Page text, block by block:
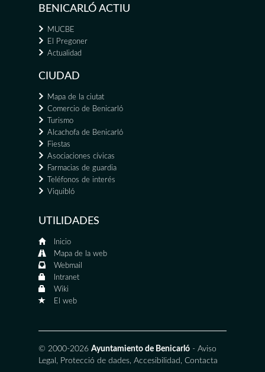
BENICARLÓ ACTIU
MUCBE
El Pregoner
Actualidad
CIUDAD
Mapa de la ciutat
Comercio de Benicarló
Turismo
Alcachofa de Benicarló
Fiestas
Asociaciones cívicas
Farmacias de guardia
Teléfonos de interés
Viquibló
UTILIDADES
Inicio
Mapa de la web
Webmail
Intranet
Wiki
El web
© 2000-2026 Ayuntamiento de Benicarló - Aviso
Legal , Protecció de dades, Accesibilidad , Contacta